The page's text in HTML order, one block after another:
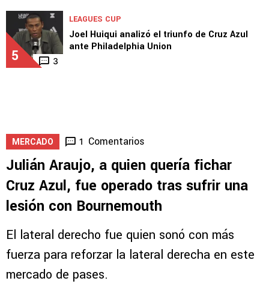
5 3
LEAGUES CUP
Joel Huiqui analizó el triunfo de Cruz Azul
ante Philadelphia Union
MERCADO 1 Comentarios
Julián Araujo, a quien quería fichar
Cruz Azul, fue operado tras sufrir una
lesión con Bournemouth
El lateral derecho fue quien sonó con más
fuerza para reforzar la lateral derecha en este
mercado de pases.